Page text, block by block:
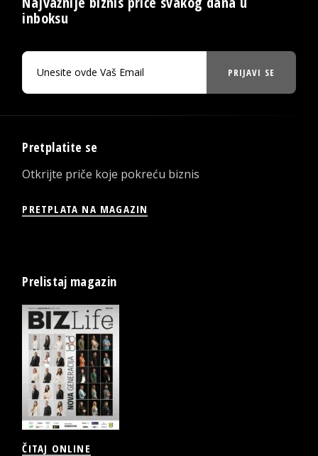
inboksu
PRIJAVI SE
Pretplatite se
Otkrijte priče koje pokreću biznis
PRETPLATA NA MAGAZIN
Prelistaj magazin
ČITAJ ONLINE